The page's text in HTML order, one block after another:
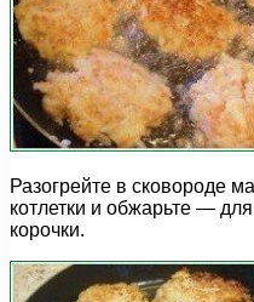
Разогрейте в сковороде
котлетки и обжарьте —
корочки.